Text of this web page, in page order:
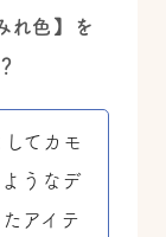
れ色】を
てカモ
うなデ
アイテ